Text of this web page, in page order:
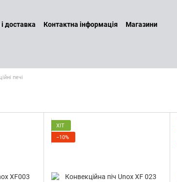
доставка Контактна інформація
Магазини
печі
ХІТ
−10%